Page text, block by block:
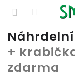
Přejít
obsah
+
zdarma